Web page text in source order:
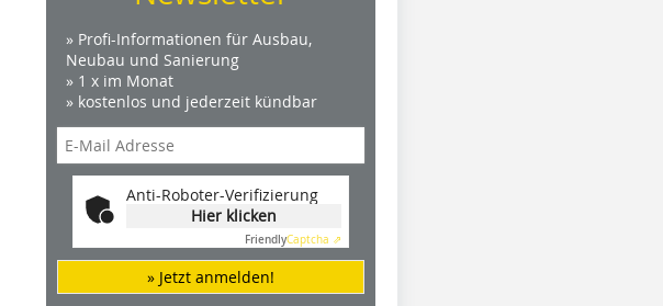
» Profi-Informationen für Ausbau,
Neubau und Sanierung
» 1 x im Monat
» kostenlos und jederzeit kündbar
Anti-Roboter-Verifizierung
Hier klicken
FriendlyCaptcha ⇗
» Jetzt anmelden!